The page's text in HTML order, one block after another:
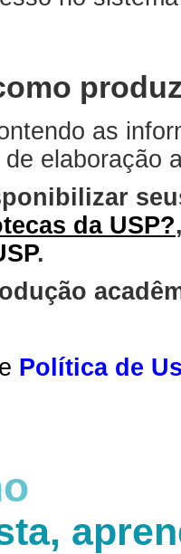
as
elaboração
da USP?
.
Política de